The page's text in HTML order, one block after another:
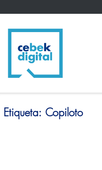
Etiqueta: Copiloto